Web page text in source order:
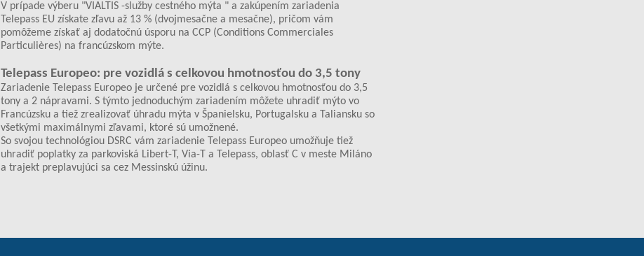
V prípade výberu "VIALTIS -služby cestného mýta " a zakúpením zariadenia
Telepass EU získate zľavu až 13 % (dvojmesačne a mesačne), pričom vám
pomôžeme získať aj dodatočnú úsporu na CCP (Conditions Commerciales
Particulières) na francúzskom mýte.
Telepass Europeo: pre vozidlá s celkovou hmotnosťou do 3,5 tony
Zariadenie Telepass Europeo je určené pre vozidlá s celkovou hmotnosťou do 3,5
tony a 2 nápravami. S týmto jednoduchým zariadením môžete uhradiť mýto vo
Francúzsku a tiež zrealizovať úhradu mýta v Španielsku, Portugalsku a Taliansku so
všetkými maximálnymi zľavami, ktoré sú umožnené.
So svojou technológiou DSRC vám zariadenie Telepass Europeo umožňuje tiež
uhradiť poplatky za parkoviská Libert-T, Via-T a Telepass, oblasť C v meste Miláno
a trajekt preplavujúci sa cez Messinskú úžinu.